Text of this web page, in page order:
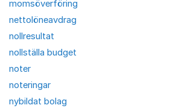
momsöverföring
nettolöneavdrag
nollresultat
nollställa budget
noter
noteringar
nybildat bolag